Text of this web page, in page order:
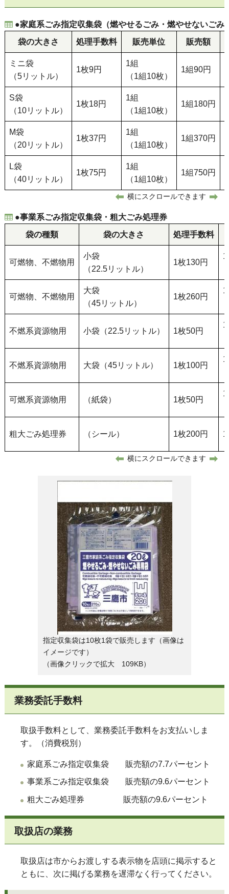
●家庭系ごみ指定収集袋（燃やせるごみ・燃やせないごみ
袋の大きさ
処理手数料 販売単位 販売額
ミニ袋
（5リットル）
1枚9円
1組
（1組10枚）
1組90円
S袋
（10リットル）
1枚18円
1組
（1組10枚）
1組180円
M袋
（20リットル）
1枚37円
1組
（1組10枚）
1組370円
L袋
（40リットル）
1枚75円
1組
（1組10枚）
1組750円
横にスクロールできます
●事業系ごみ指定収集袋・粗大ごみ処理券
袋の種類
袋の大きさ 処理手数料
可燃物、不燃物用
小袋
（22.5リットル）
1枚130円
可燃物、不燃物用
大袋
（45リットル）
1枚260円
不燃系資源物用 小袋（22.5リットル） 1枚50円
不燃系資源物用 大袋（45リットル） 1枚100円
可燃系資源物用 （紙袋） 1枚50円
粗大ごみ処理券 （シール） 1枚200円
横にスクロールできます
指定収集袋は10枚1袋で販売します（画像は
イメージです）
（画像クリックで拡大 109KB）
業務委託手数料
取扱手数料として、業務委託手数料をお支払いしま
す。（消費税別）
家庭系ごみ指定収集袋 販売額の7.7パーセント
事業系ごみ指定収集袋 販売額の9.6パーセント
粗大ごみ処理券 販売額の9.6パーセント
取扱店の業務
取扱店は市からお渡しする表示物を店頭に掲示すると
ともに、次に掲げる業務を遅滞なく行ってください。